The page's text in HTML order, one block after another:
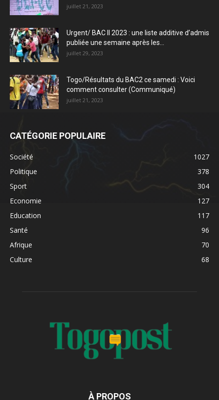
juillet 21, 2023
Urgent/ BAC II 2023 : une liste additive d’admis
publiée une semaine après les...
juillet 29, 2023
Togo/Résultats du BAC2 ce samedi : Voici
comment consulter (Communiqué)
juillet 21, 2023
CATÉGORIE POPULAIRE
Société
1027
Politique
378
Sport
304
Economie
127
Education
117
Santé
96
Afrique
70
Culture
68
À PROPOS